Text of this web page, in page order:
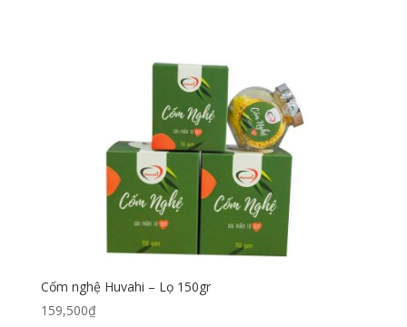
Cốm nghệ Huvahi – Lọ 150gr
159,500₫